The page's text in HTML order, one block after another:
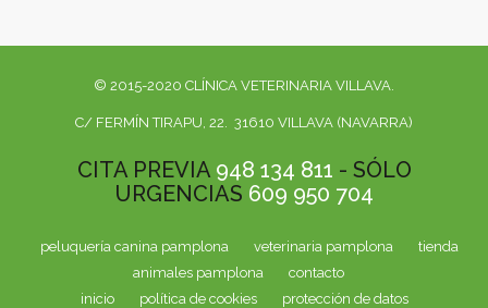
© 2015-2020 CLÍNICA VETERINARIA VILLAVA.
C/ FERMÍN TIRAPU, 22. 31610 VILLAVA (NAVARRA)
CITA PREVIA 948 134 811 - SÓLO
URGENCIAS 609 950 704
peluquería canina pamplona veterinaria pamplona
tienda
animales pamplona
contacto
inicio
política de cookies protección de datos